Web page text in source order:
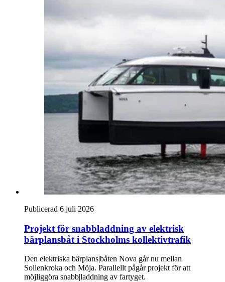
Publicerad 6 juli 2026
Projekt för snabb­laddning av elektrisk
bärplans­båt i Stockholms kollektivtrafik
Den elektriska bärplans|båten Nova går nu mellan
Sollenkroka och Möja. Parallellt pågår projekt för att
möjliggöra snabb|laddning av fartyget.